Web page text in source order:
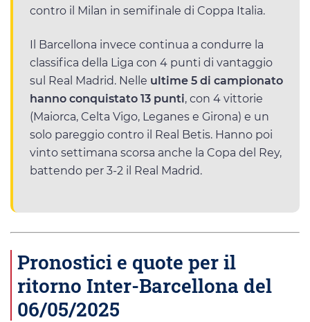
contro il Milan in semifinale di Coppa Italia.
Il Barcellona invece continua a condurre la
classifica della Liga con 4 punti di vantaggio
sul Real Madrid. Nelle ultime 5 di campionato
hanno conquistato 13 punti, con 4 vittorie
(Maiorca, Celta Vigo, Leganes e Girona) e un
solo pareggio contro il Real Betis. Hanno poi
vinto settimana scorsa anche la Copa del Rey,
battendo per 3-2 il Real Madrid.
Pronostici e quote per il
ritorno Inter-Barcellona del
06/05/2025